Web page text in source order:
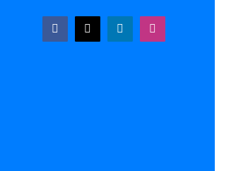
Facebook
X LinkedInInstagram